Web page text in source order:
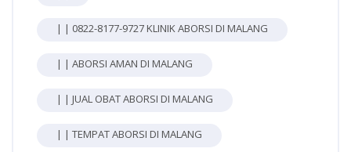
| | 0822-8177-9727 KLINIK ABORSI DI MALANG
| | ABORSI AMAN DI MALANG
| | JUAL OBAT ABORSI DI MALANG
| | TEMPAT ABORSI DI MALANG